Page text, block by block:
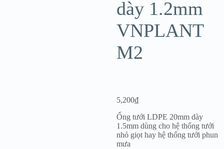
dày 1.2mm
VNPLANT
M2
5,200₫
Ống tưới LDPE 20mm dày
1.5mm dùng cho hệ thống tưới
nhỏ giọt hay hệ thống tưới phun
mưa